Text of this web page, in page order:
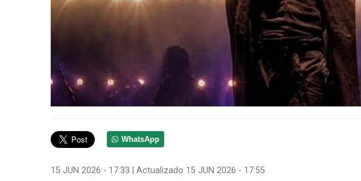
WhatsApp
15 JUN 2026 - 17:33 | Actualizado 15 JUN 2026 - 17:55